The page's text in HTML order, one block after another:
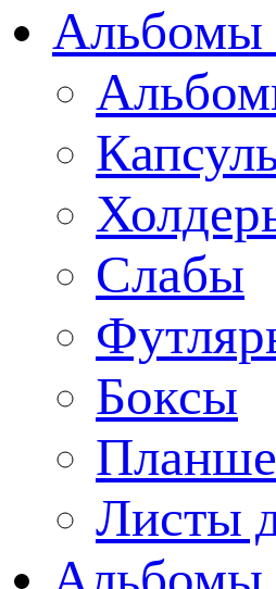
Альбомы
Слабы
Боксы
Листы